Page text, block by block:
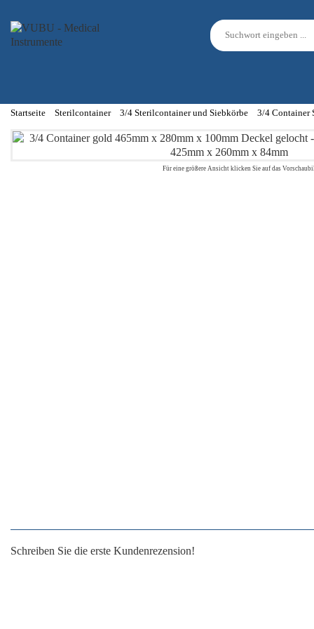
Startseite Sterilcontainer 3/4 Sterilcontainer und Siebkörbe 3/4 Container
Für eine größere Ansicht klicken Sie auf das
Schreiben Sie die erste Kundenrezension!